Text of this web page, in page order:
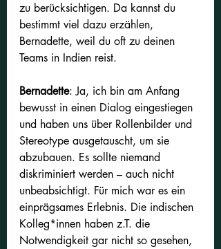
zu berücksichtigen. Da kannst du
bestimmt viel dazu erzählen,
Bernadette, weil du oft zu deinen
Teams in Indien reist.
Bernadette: Ja, ich bin am Anfang
bewusst in einen Dialog eingestiegen
und haben uns über Rollenbilder und
Stereotype ausgetauscht, um sie
abzubauen. Es sollte niemand
diskriminiert werden – auch nicht
unbeabsichtigt. Für mich war es ein
einprägsames Erlebnis. Die indischen
Kolleg*innen haben z.T. die
Notwendigkeit gar nicht so gesehen,